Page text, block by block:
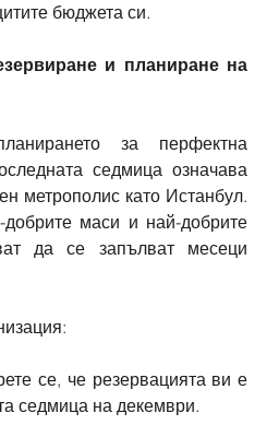
бюджета си.
и планиране на
седмица означава
метрополис като Истанбул.
маси и най-добрите
да се запълват месеци
се, че резервацията ви е
седмица на декември.